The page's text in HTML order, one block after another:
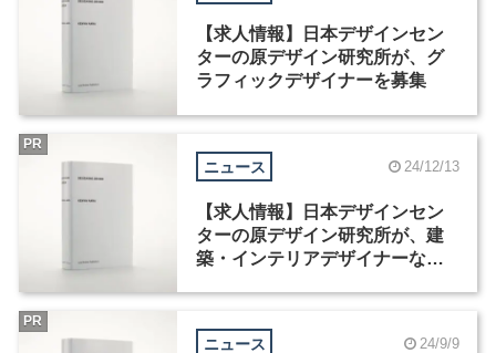
【求人情報】日本デザインセン
ターの原デザイン研究所が、グ
ラフィックデザイナーを募集
ニュース 24/12/13
【求人情報】日本デザインセン
ターの原デザイン研究所が、建
築・インテリアデザイナーなど2
PR
ニュース 24/9/9
PR